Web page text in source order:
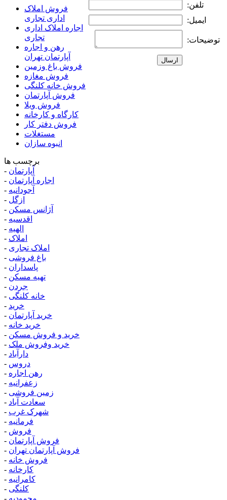
تلفن:
ایمیل:
توضیحات:
فروش املاک
اداری تجاری
اجاره املاک اداری
تجاری
رهن و اجاره
آپارتمان تهران
فروش باغ وزمین
فروش مغازه
فروش خانه کلنگی
فروش آپارتمان
فروش ویلا
کارگاه و کارخانه
فروش دفتر کار
مستغلات
انبوه سازان
برچسب ها
- آپارتمان
- اجاره آپارتمان
- آجودانیه
- ازگل
- آژانس مسکن
- اقدسیه
- الهیه
- املاک
- املاک تجاری
- باغ فروشی
- پاسداران
- تهیه مسکن
- جردن
- خانه کلنگی
- خرید
- خرید آپارتمان
- خرید خانه
- خرید و فروش مسکن
- خرید وفروش ملک
- دارآباد
- دروس
- رهن اجاره
- زعفرانیه
- زمین فروشی
- سعادت آباد
- شهرک غرب
- فرمانیه
- فروش
- فروش آپارتمان
- فروش آپارتمان تهران
- فروش خانه
- کارخانه
- کامرانیه
- کلنگی